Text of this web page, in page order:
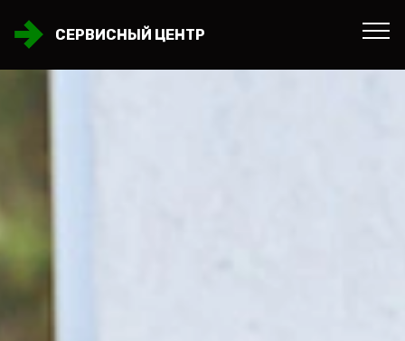
СЕРВИСНЫЙ ЦЕНТР